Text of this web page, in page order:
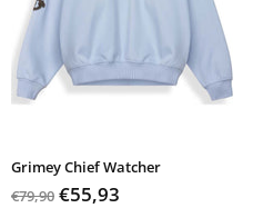
Grimey Chief Watcher
€79,90 €55,93